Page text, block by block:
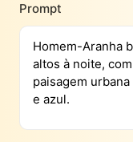
Prompt